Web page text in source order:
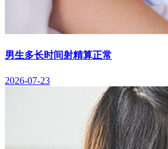
男生多长时间射精算正常
2026-07-23